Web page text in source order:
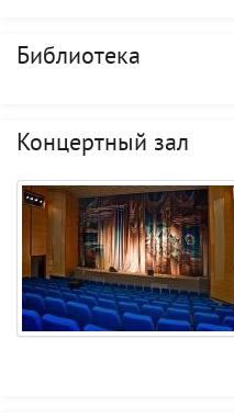
Библиотека
Концертный зал